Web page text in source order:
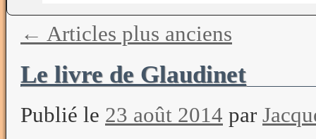
← Articles plus anciens
Le livre de Glaudinet
Publié le 23 août 2014 par